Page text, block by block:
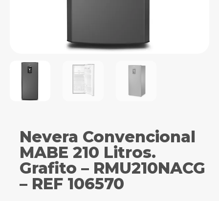
Nevera Convencional
MABE 210 Litros.
Grafito – RMU210NACG
– REF 106570